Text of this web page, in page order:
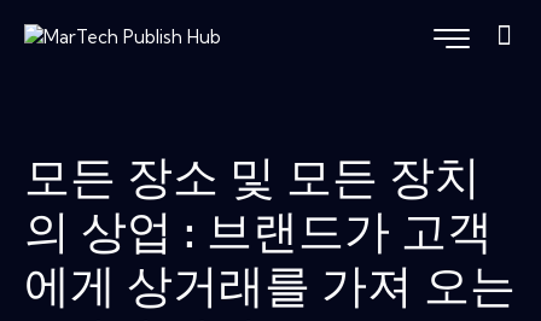
모든 장소 및 모든 장치
의 상업 : 브랜드가 고객
에게 상거래를 가져 오는